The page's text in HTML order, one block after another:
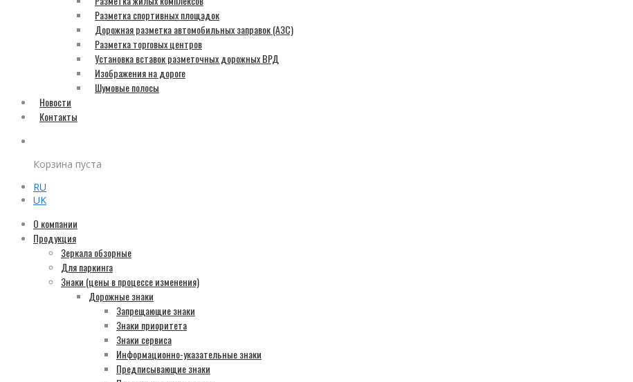
Разметка спортивных площадок
Дорожная разметка автомобильных заправок (АЗС)
Разметка торговых центров
Установка вставок разметочных дорожных ВРД
Изображения на дороге
Шумовые полосы
Новости
Контакты
Корзина пуста
RU
UK
О компании
Продукция
Зеркала обзорные
Для паркинга
Знаки (цены в процессе изменения)
Дорожные знаки
Запрещающие знаки
Знаки приоритета
Знаки сервиса
Информационно-указательные знаки
Предписывающие знаки